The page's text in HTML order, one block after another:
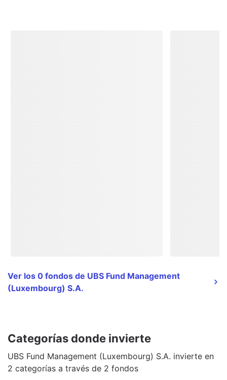
Ver los 0 fondos de UBS Fund Management
(Luxembourg) S.A.
Categorías donde invierte
UBS Fund Management (Luxembourg) S.A. invierte en
2 categorías a través de 2 fondos